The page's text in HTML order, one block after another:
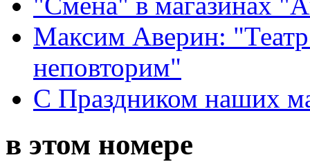
Максим Аверин:
неповторим"
С Праздником наших
в этом номере